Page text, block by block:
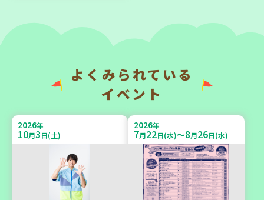
親子で楽しむ
親子で楽しむ
2026 年
16
神戸市兵庫区
よくみられている
イベント
2026年
10月3日(土)
2026年
7月22日(水)～8月26日(水)